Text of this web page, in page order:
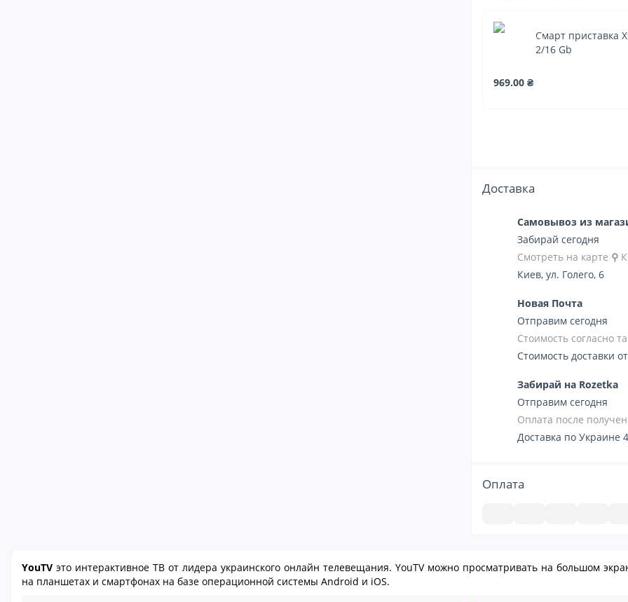
Смарт приставка
2/16 Gb
969.00 ₴
Доставка
Самовывоз из
Забирай сегодня
Смотреть на карте ⚲
Киев, ул. Голего, 6
Новая Почта
Отправим сегодня
Стоимость согласно
Стоимость доставки
Забирай на Rozetka
Отправим сегодня
Оплата после
Доставка по Украине
Оплата
YouTV это интерактивное ТВ от лидера украинского онлайн телевещания. YouTV можно просматривать на большом
на планшетах и смартфонах на базе операционной системы Android и iOS.